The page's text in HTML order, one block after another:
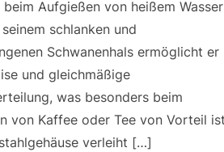
beim Aufgießen von heißem Wasser
schlanken und
Schwanenhals ermöglicht er
und gleichmäßige
was besonders beim
von Kaffee oder Tee von Vorteil
verleiht […]